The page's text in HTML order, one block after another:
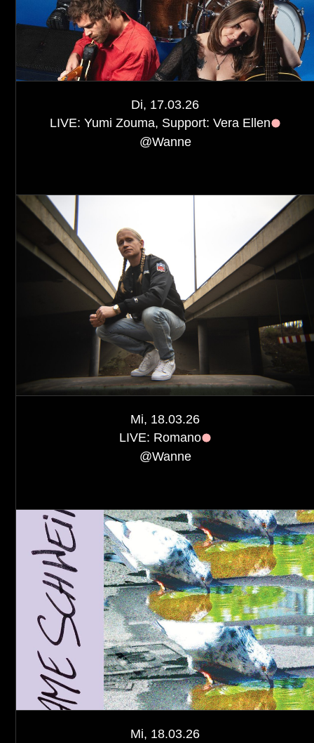
Di, 17.03.26
LIVE: Yumi Zouma, Support: Vera Ellen
@Wanne
Mi, 18.03.26
LIVE: Romano
@Wanne
Mi, 18.03.26